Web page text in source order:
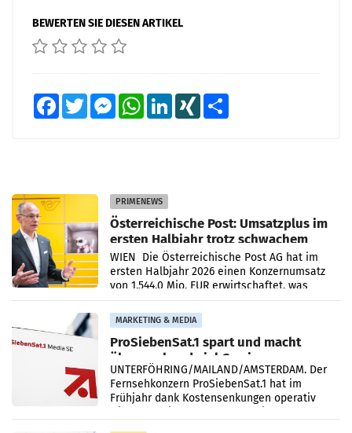
BEWERTEN SIE DIESEN ARTIKEL
FacebookTwitter MessengerWhatsAppLinkedInXING
PRIMENEWS
Österreichische Post: Umsatzplus im
ersten Halbjahr trotz schwachem
Briefgeschäft
WIEN Die Österreichische Post AG hat im
ersten Halbjahr 2026 einen Konzernumsatz
von 1.544,0 Mio. EUR erwirtschaftet, was
einem Plus von 3,8 Prozent gegenüber dem
Vergleichszeitraum
MARKETING & MEDIA
ProSiebenSat.1 spart und macht
überraschend viel Gewinn
UNTERFÖHRING/MAILAND/AMSTERDAM. Der
Fernsehkonzern ProSiebenSat.1 hat im
Frühjahr dank Kostensenkungen operativ